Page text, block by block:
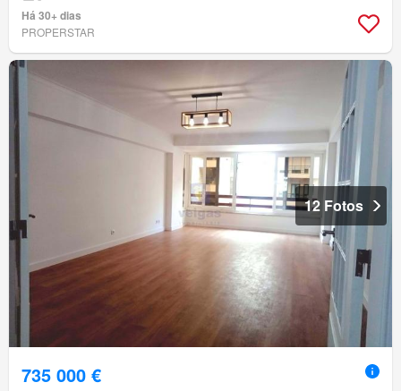
Há 30+ dias
PROPERSTAR
12 Fotos
735 000 €